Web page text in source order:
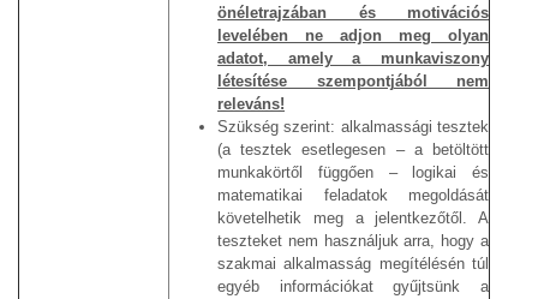
önéletrajzában és motivációs
levelében ne adjon meg olyan
adatot, amely a munkaviszony
létesítése szempontjából nem
releváns!
Szükség szerint: alkalmassági tesztek
(a tesztek esetlegesen – a betöltött
munkakörtől függően – logikai és
matematikai feladatok megoldását
követelhetik meg a jelentkezőtől. A
teszteket nem használjuk arra, hogy a
szakmai alkalmasság megítélésén túl
egyéb információkat gyűjtsünk a